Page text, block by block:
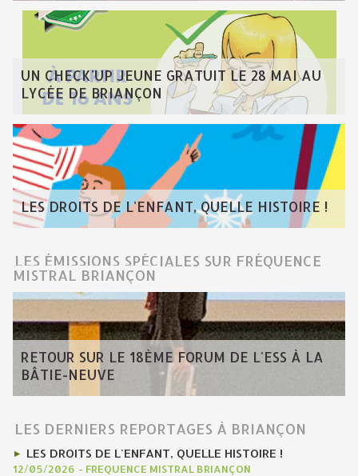
UN CHECK'UP JEUNE GRATUIT LE 28 MAI AU
LYCÉE DE BRIANÇON
LES DROITS DE L'ENFANT, QUELLE HISTOIRE !
LES ÉMISSIONS SPÉCIALES SUR FRÉQUENCE
MISTRAL BRIANÇON
RETOUR SUR LE 18ÈME FORUM DE L'ESS À LA
BÂTIE-NEUVE
LES DERNIERS REPORTAGES À BRIANÇON
LES DROITS DE L'ENFANT, QUELLE HISTOIRE !
12/05/2026 - FREQUENCE MISTRAL BRIANÇON